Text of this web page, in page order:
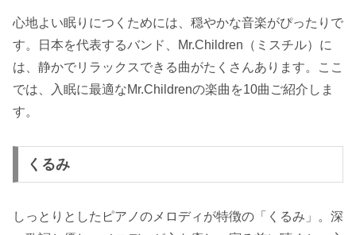
心地よい眠りにつくためには、穏やかな音楽がぴったりで
す。日本を代表するバンド、Mr.Children（ミスチル）に
は、静かでリラックスできる曲がたくさんあります。ここ
では、入眠に最適なMr.Childrenの楽曲を10曲ご紹介しま
す。
くるみ
しっとりとしたピアノのメロディが特徴の「くるみ」。深